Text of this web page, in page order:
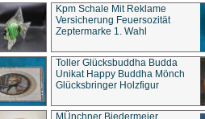
Kpm Schale Mit Reklame
Versicherung Feuersozität
Zeptermarke 1. Wahl
Toller Glücksbuddha Budda
Unikat Happy Buddha Mönch
Glücksbringer Holzfigur
MÜnchner Biedermeier